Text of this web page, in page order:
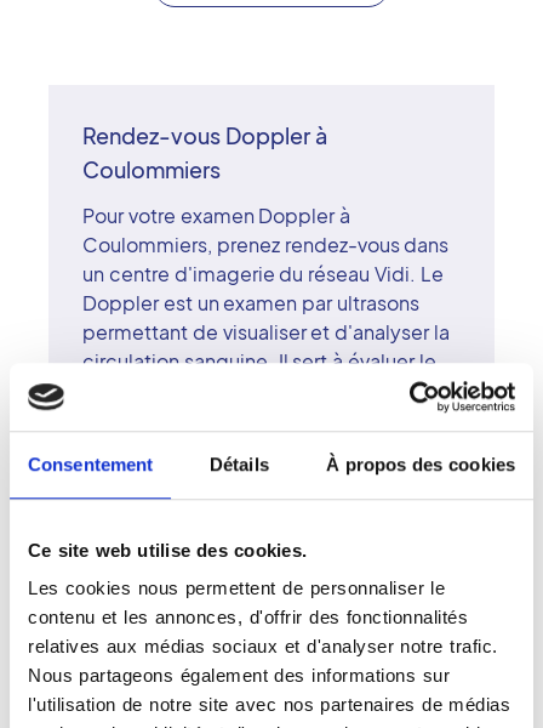
Consentement Détails À propos des cookies
Ce site web utilise des cookies.
Les cookies nous permettent de personnaliser le
contenu et les annonces, d'offrir des fonctionnalités
relatives aux médias sociaux et d'analyser notre trafic.
Nous partageons également des informations sur
l'utilisation de notre site avec nos partenaires de médias
Rendez-vous Doppler à
Coulommiers
Pour votre examen Doppler à
Coulommiers, prenez rendez-vous dans
un centre d'imagerie du réseau Vidi. Le
Doppler est un examen par ultrasons
permettant de visualiser et d'analyser la
circulation sanguine. Il sert à évaluer le
fonctionnement des vaisseaux, repérer
obstruction, et surveiller l'efficacité d'un
traitement. Réalisé sans rayons X, il est à
la fois sûr et non invasif. Les radiologues
techniques vasculaires, assurent une
lecture rigoureuse des résultats. Le
réseau Vidi met la qualité scientifique et
la proximité humaine au service de la
santé. À Coulommiers, chaque Doppler
s'effectue dans un environnement calme